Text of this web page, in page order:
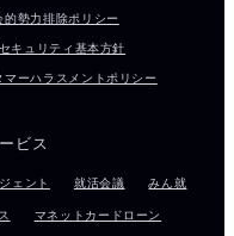
的勢力排除ポリシー
キュリティ基本方針
マーハラスメントポリシー